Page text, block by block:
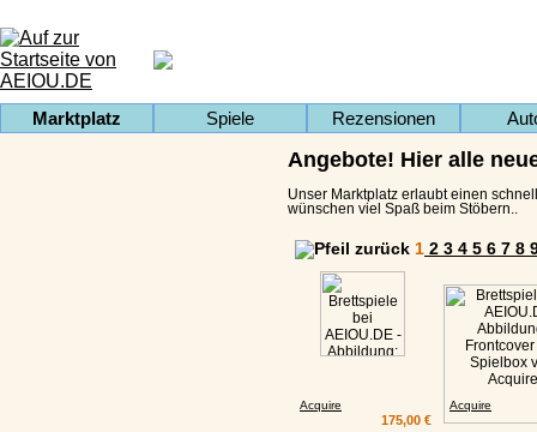
Marktplatz Spiele Rezensionen
Angebote! Hier alle
Unser Marktplatz erlaubt einen
wünschen viel Spaß beim Stöbern..
1 2 3 4 5 6 7 8
Acquire
175,00 €
Acquire